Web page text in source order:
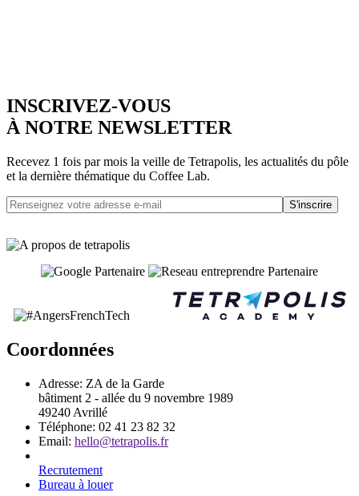
INSCRIVEZ-VOUS
À NOTRE NEWSLETTER
Recevez 1 fois par mois la veille de Tetrapolis, les actualités du pôle
et la dernière thématique du Coffee Lab.
S'inscrire
Coordonnées
Adresse: ZA de la Garde
bâtiment 2 - allée du 9 novembre 1989
49240 Avrillé
Téléphone: 02 41 23 82 32
Email: hello@tetrapolis.fr
Recrutement
Bureau à louer